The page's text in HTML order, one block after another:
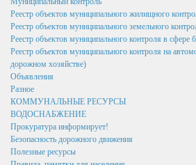
Фукнции
Вакансии
Кадровый резерв
Стандарты муниципальных услуг
Информация о состоянии защиты
чрезвычайных ситуаций и пожарной
Реестр объектов муниципального жилищного
Реестр объектов муниципального земельного
Реестр объектов муниципального контроля в сфере
Реестр объектов муниципального контроля на
дорожном хозяйстве)
Объявления
Разное
КОММУНАЛЬНЫЕ РЕСУРСЫ
ВОДОСНАБЖЕНИЕ
Прокуратура информирует!
Безопасность дорожного движения
Полезные ресурсы